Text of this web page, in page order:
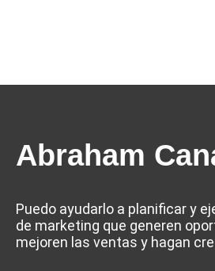
Abraham
Puedo ayudarlo a planificar y
de marketing que generen
mejoren las ventas y hagan